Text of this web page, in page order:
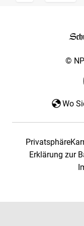
©
Wo
Privatsphäre
Erklärung zur